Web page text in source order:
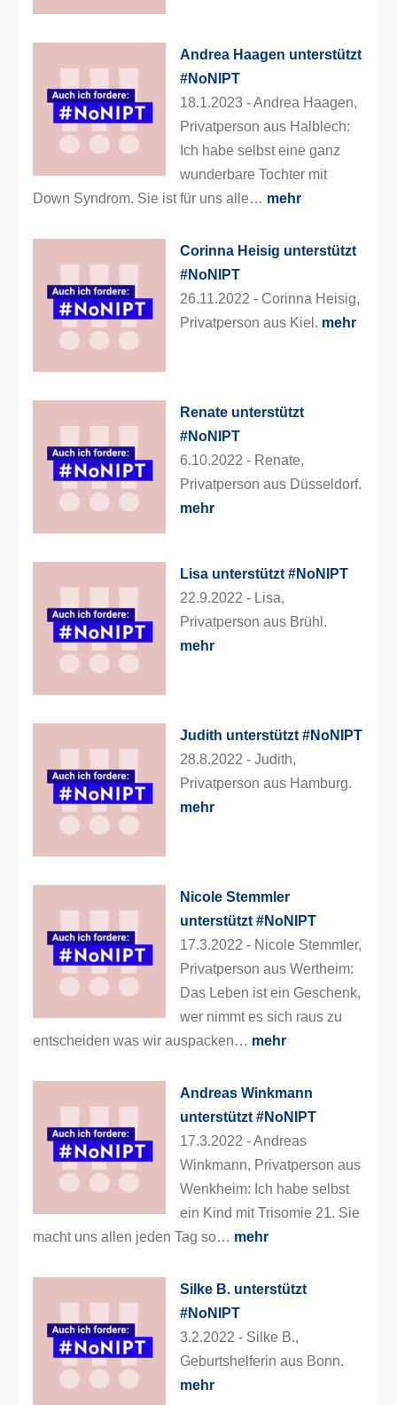
Andrea Haagen unterstützt
#NoNIPT
18.1.2023 -Andrea Haagen,
Privatperson aus Halblech:
Ich habe selbst eine ganz
wunderbare Tochter mit
Down Syndrom. Sie ist für uns alle… mehr
Corinna Heisig unterstützt
#NoNIPT
26.11.2022 - Corinna Heisig,
Privatperson aus Kiel. mehr
Renate unterstützt
#NoNIPT
6.10.2022 - Renate,
Privatperson aus Düsseldorf.
mehr
Lisa unterstützt #NoNIPT
22.9.2022 - Lisa,
Privatperson aus Brühl.
mehr
Judith unterstützt #NoNIPT
28.8.2022 - Judith,
Privatperson aus Hamburg.
mehr
Nicole Stemmler
unterstützt #NoNIPT
17.3.2022 - Nicole Stemmler,
Privatperson aus Wertheim:
Das Leben ist ein Geschenk,
wer nimmt es sich raus zu
entscheiden was wir auspacken… mehr
Andreas Winkmann
unterstützt #NoNIPT
17.3.2022 -Andreas
Winkmann, Privatperson aus
Wenkheim: Ich habe selbst
ein Kind mit Trisomie 21. Sie
macht uns allen jeden Tag so… mehr
Silke B. unterstützt
#NoNIPT
3.2.2022 - Silke B.,
Geburtshelferin aus Bonn.
mehr